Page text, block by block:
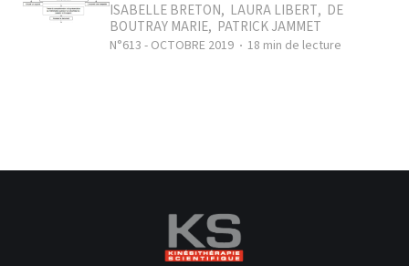
ISABELLE BRETON, LAURA LIBERT, DE
BOUTRAY MARIE, PATRICK JAMMET
N°613 - OCTOBRE 2019 18 min de lecture